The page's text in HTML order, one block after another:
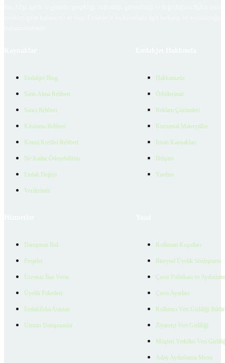
Emlakjet Blog
Satın Alma Rehberi
Satıcı Rehberi
Kiralama Rehberi
Konut Kredisi Rehberi
Ne Kadar Ödeyebilirim
Emlak Değeri
Verilerimiz
Hakkımızda
Ödüllerimiz
Reklam Çözümleri
Kurumsal Materyaller
İnsan Kaynakları
İletişim
Yardım
Danışman Bul
Projeler
Ücretsiz İlan Verin
Üyelik Paketleri
EmlakZeka Asistan
Uzman Danışmanlar
Kullanım Koşulları
Bireysel Üyelik Sözleşmesi
Çerez Politikası ve
Çerez Ayarları
Kullanıcı Veri Gizliliği
Ziyaretçi Veri Gizliliği
Müşteri Yetkilisi Veri
Aday Aydınlatma Metni